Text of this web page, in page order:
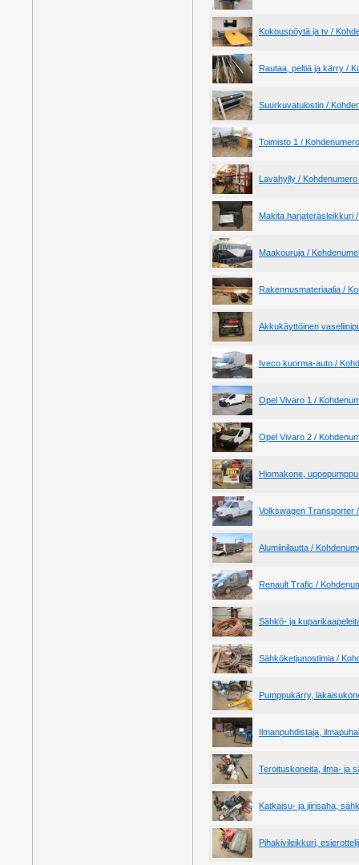
Kokouspöytä ja tv /
Rautaa, peltiä ja kärry /
Suurkuvatulostin /
Toimisto 1 /
Lavahylly /
Makita harjateräsleikkuri
Maakouruja /
Rakennusmateriaalia /
Akkukäyttöinen
Iveco kuorma-auto /
Opel Vivaro 1 /
Opel Vivaro 2 /
Hiomakone,
Volkswagen Transporter
Alumiinilautta /
Renault Trafic /
Sähkö- ja
Sähköketjunostimia /
Pumppukärry,
Ilmanpuhdistaja,
Teroituskoneita, ilma- ja
Katkaisu- ja jiirisaha,
Pihakivileikkuri,